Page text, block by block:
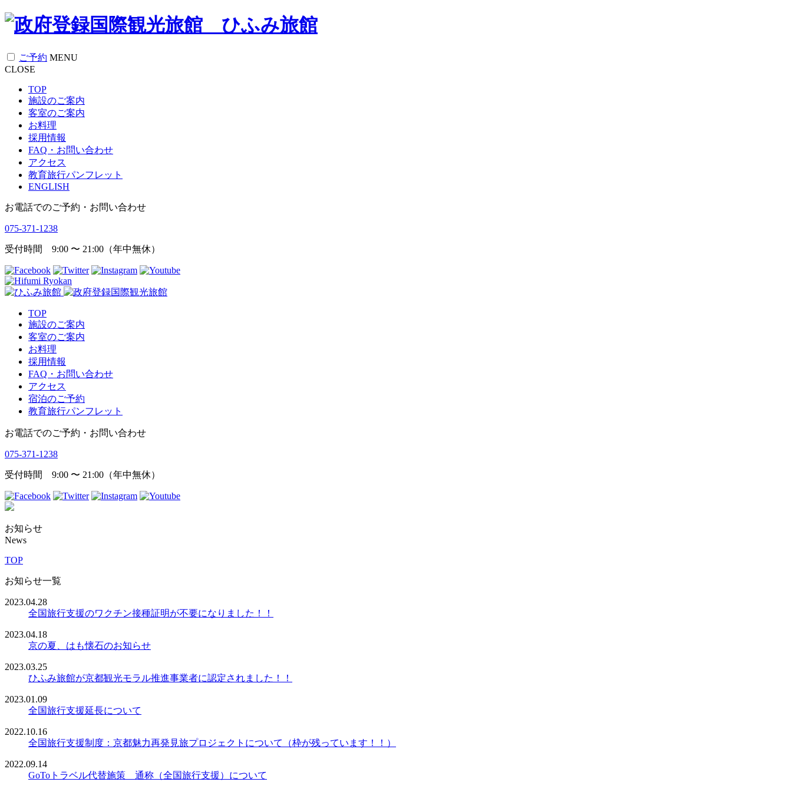
ご予約 MENU
CLOSE
TOP
施設のご案内
客室のご案内
お料理
採用情報
FAQ・お問い合わせ
アクセス
教育旅行パンフレット
ENGLISH
お電話でのご予約・お問い合わせ
075-371-1238
受付時間 9:00 〜 21:00（年中無休）
TOP
施設のご案内
客室のご案内
お料理
採用情報
FAQ・お問い合わせ
アクセス
宿泊のご予約
教育旅行パンフレット
お電話でのご予約・お問い合わせ
075-371-1238
受付時間 9:00 〜 21:00（年中無休）
お知らせ
News
TOP
お知らせ一覧
2023.04.28
全国旅行支援のワクチン接種証明が不要になりました！！
2023.04.18
京の夏、はも懐石のお知らせ
2023.03.25
ひふみ旅館が京都観光モラル推進事業者に認定されました！！
2023.01.09
全国旅行支援延長について
2022.10.16
全国旅行支援制度：京都魅力再発見旅プロジェクトについて（枠が残っています！！）
2022.09.14
GoToトラベル代替施策 通称（全国旅行支援）について